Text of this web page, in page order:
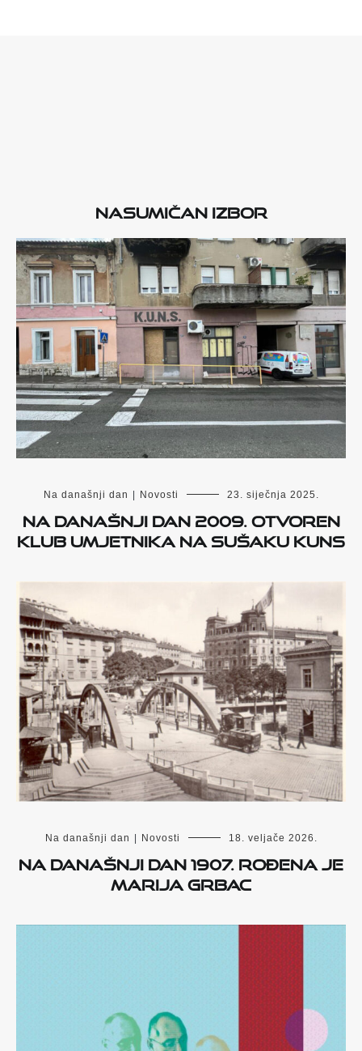
Nasumičan izbor
Na današnji dan Novosti 23. siječnja 2025.
Na današnji dan 2009. otvoren
Klub umjetnika na Sušaku KUNS
Na današnji dan Novosti 18. veljače 2026.
Na današnji dan 1907. rođena je
Marija Grbac